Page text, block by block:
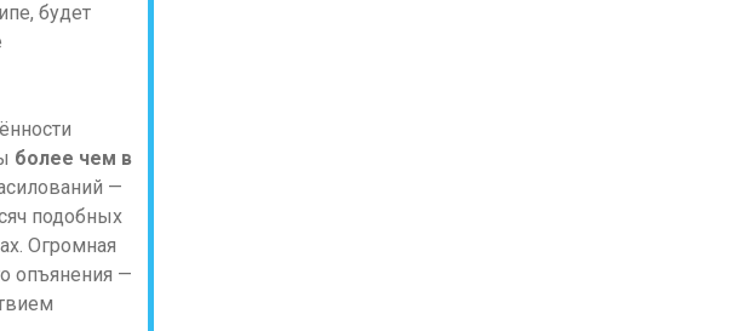
будет
более чем в
—
подобных
Огромная
опъянения —